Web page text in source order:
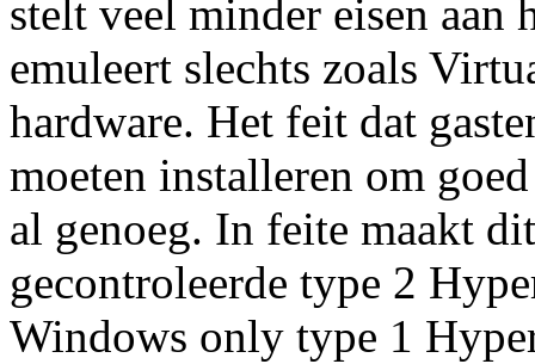
stelt veel minder eisen aan
emuleert slechts zoals
hardware. Het feit dat
moeten installeren om
al genoeg. In feite maakt
gecontroleerde type 2
Windows only type 1